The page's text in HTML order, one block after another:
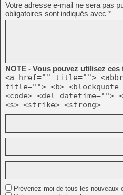
Votre adresse e-mail ne sera pas
obligatoires sont indiqués avec *
NOTE - Vous pouvez utilisez
<a href="" title="">
title=""> <b>
<code> <del datetime="">
<s> <strike> <strong>
Prévenez-moi de tous les nouveaux